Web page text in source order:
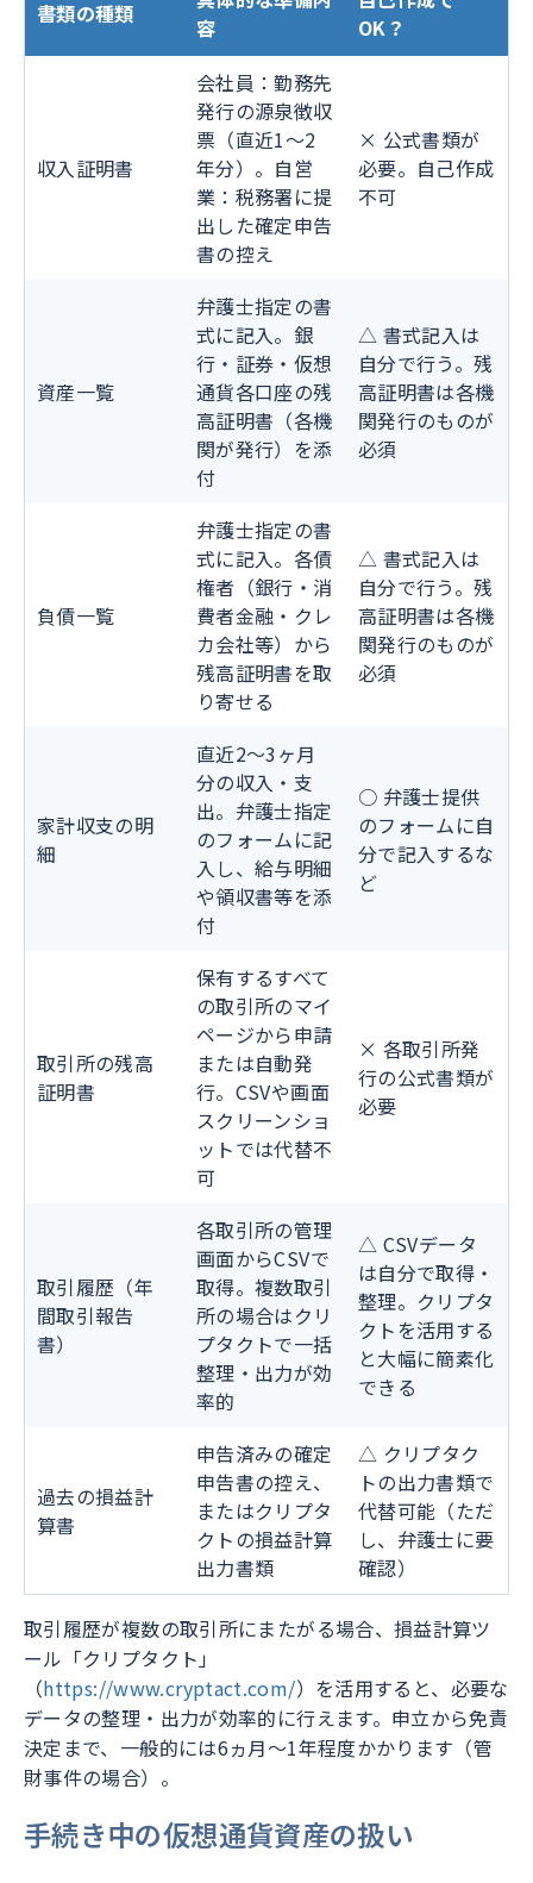
書類の種類
容
OK？
収入証明書
会社員：勤務先
発行の源泉徴収
票（直近1〜2
年分）。自営
業：税務署に提
出した確定申告
書の控え
× 公式書類が
必要。自己作成
不可
資産一覧
弁護士指定の書
式に記入。銀
行・証券・仮想
通貨各口座の残
高証明書（各機
関が発行）を添
付
△ 書式記入は
自分で行う。残
高証明書は各機
関発行のものが
必須
負債一覧
弁護士指定の書
式に記入。各債
権者（銀行・消
費者金融・クレ
カ会社等）から
残高証明書を取
り寄せる
△ 書式記入は
自分で行う。残
高証明書は各機
関発行のものが
必須
家計収支の明
細
直近2〜3ヶ月
分の収入・支
出。弁護士指定
のフォームに記
入し、給与明細
や領収書等を添
付
○ 弁護士提供
のフォームに自
分で記入するな
ど
取引所の残高
証明書
保有するすべて
の取引所のマイ
ページから申請
または自動発
行。CSVや画面
スクリーンショ
ットでは代替不
可
× 各取引所発
行の公式書類が
必要
取引履歴（年
間取引報告
書）
各取引所の管理
画面からCSVで
取得。複数取引
所の場合はクリ
プタクトで一括
整理・出力が効
率的
△ CSVデータ
は自分で取得・
整理。クリプタ
クトを活用する
と大幅に簡素化
できる
過去の損益計
算書
申告済みの確定
申告書の控え、
またはクリプタ
クトの損益計算
出力書類
△ クリプタク
トの出力書類で
代替可能（ただ
し、弁護士に要
確認）
取引履歴が複数の取引所にまたがる場合、損益計算ツ
ール「クリプタクト」
（https://www.cryptact.com/）を活用すると、必要な
データの整理・出力が効率的に行えます。申立から免責
決定まで、一般的には6ヵ月〜1年程度かかります（管
財事件の場合）。
手続き中の仮想通貨資産の扱い